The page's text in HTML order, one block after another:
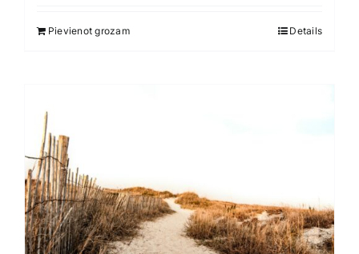
TV un Sadzīves tehnika
Zoo preces
Pievienot grozam Details